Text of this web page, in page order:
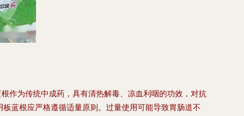
作为传统中成药，具有清热解毒、凉血利咽的功效，对抗
蓝根应严格遵循适量原则。过量使用可能导致胃肠道不